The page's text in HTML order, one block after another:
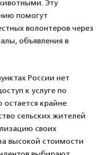
Эту
помогут
волонтеров через
объявления в
России нет
к услуге по
крайне
сельских жителей
своих
высокой стоимости